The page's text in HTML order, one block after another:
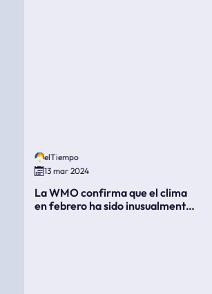
elTiempo
13 mar 2024
La WMO confirma que el clima
en febrero ha sido inusualmente